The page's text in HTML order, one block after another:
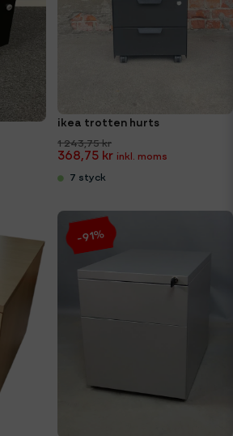
ikea trotten hurts
1 243,75 kr
368,75 kr
7 styck
-91%